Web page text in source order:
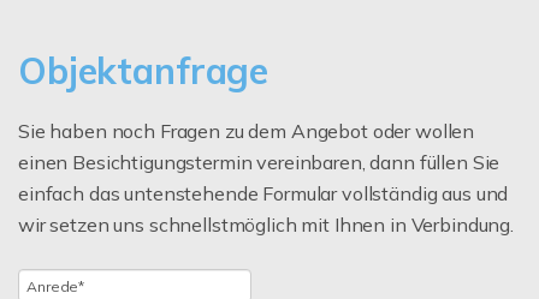
Objektanfrage
Sie haben noch Fragen zu dem Angebot oder wollen
einen Besichtigungstermin vereinbaren, dann füllen Sie
einfach das untenstehende Formular vollständig aus und
wir setzen uns schnellstmöglich mit Ihnen in Verbindung.